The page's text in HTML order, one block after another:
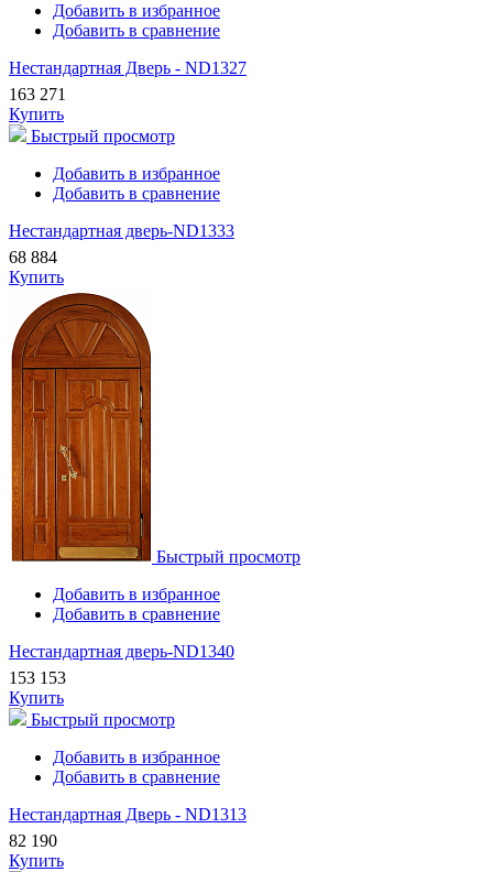
Добавить в избранное
Добавить в сравнение
Нестандартная Дверь - ND1327
163 271
Купить
Быстрый просмотр
Добавить в избранное
Добавить в сравнение
Нестандартная дверь-ND1333
68 884
Купить
Быстрый просмотр
Добавить в избранное
Добавить в сравнение
Нестандартная дверь-ND1340
153 153
Купить
Быстрый просмотр
Добавить в избранное
Добавить в сравнение
Нестандартная Дверь - ND1313
82 190
Купить